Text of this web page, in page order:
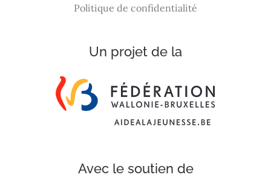
Politique de confidentialité
Un projet de la
Avec le soutien de